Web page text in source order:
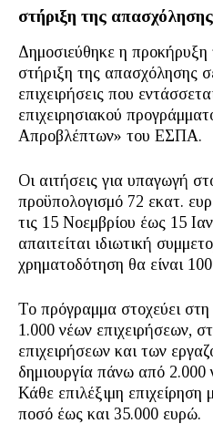
στήριξη της απασχόλησης
Δημοσιεύθηκε η προκήρυξη
στήριξη της απασχόλησης
επιχειρήσεις που
επιχειρησιακού
Απροβλέπτων» του ΕΣΠΑ.
Οι αιτήσεις για υπαγωγή
προϋπολογισμό 72 εκατ.
τις 15 Νοεμβρίου έως 15
απαιτείται ιδιωτική
χρηματοδότηση θα είναι
Το πρόγραμμα στοχεύει
1.000 νέων επιχειρήσεων,
επιχειρήσεων και των
δημιουργία πάνω από 2.000
Κάθε επιλέξιμη επιχείρηση
ποσό έως και 35.000 ευρώ.